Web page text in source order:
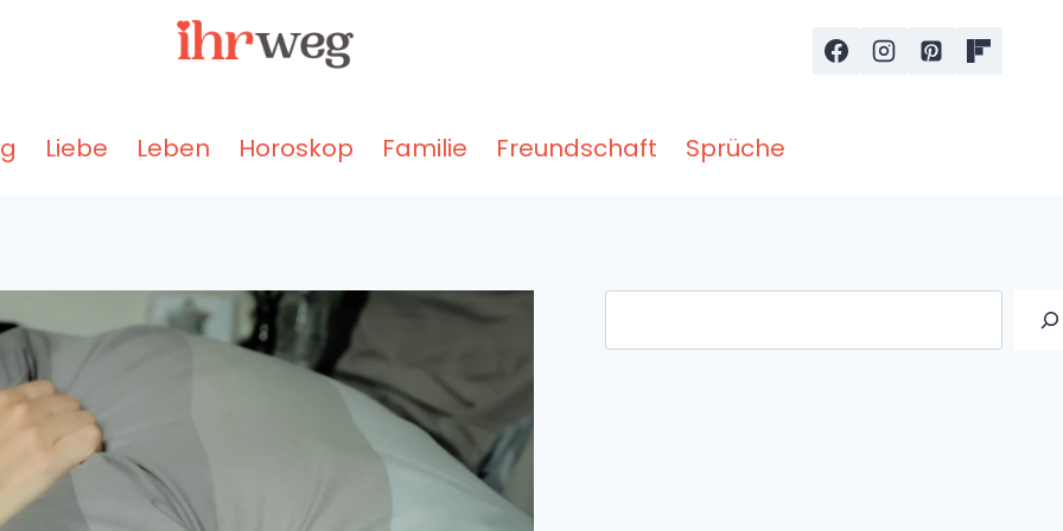
Liebe Leben Horoskop Familie Freundschaft Sprüche